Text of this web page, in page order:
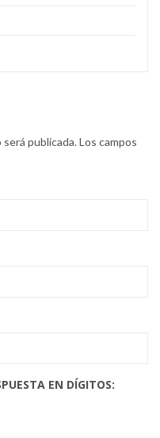
publicada.Los campos
EN DÍGITOS: